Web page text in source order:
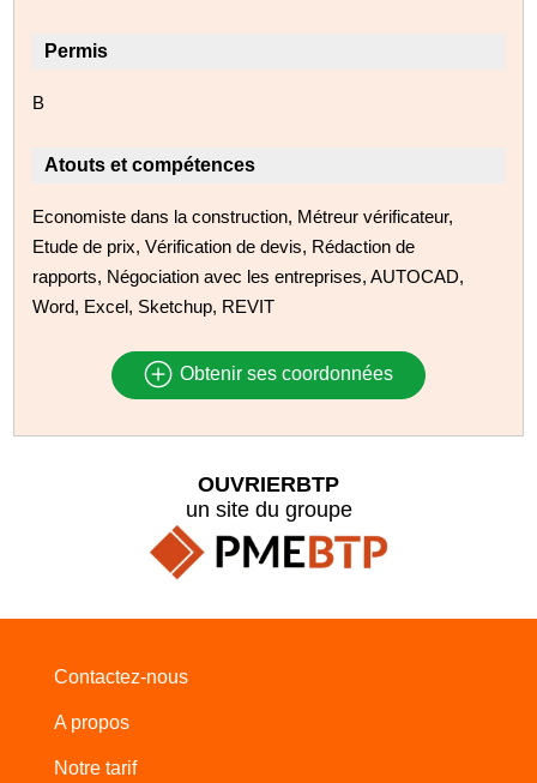
Permis
B
Atouts et compétences
Economiste dans la construction, Métreur vérificateur,
Etude de prix, Vérification de devis, Rédaction de
rapports, Négociation avec les entreprises, AUTOCAD,
Word, Excel, Sketchup, REVIT
Obtenir ses coordonnées
OUVRIERBTP
un site du groupe
Contactez-nous
A propos
Notre tarif